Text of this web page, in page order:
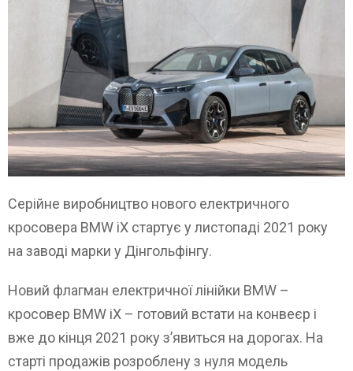
Серійне виробництво нового електричного
кросовера BMW iX стартує у листопаді 2021 року
на заводі марки у Дінгольфінгу.
Новий флагман електричної лінійки BMW –
кросовер BMW iX – готовий встати на конвеєр і
вже до кінця 2021 року з’явиться на дорогах. На
старті продажів розроблену з нуля модель